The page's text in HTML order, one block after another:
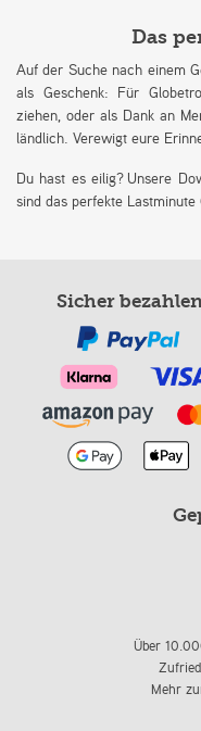
Das
Auf der Suche nach einem
als Geschenk: Für
ziehen, oder als Dank an
ländlich. Verewigt eure
Du hast es eilig? Unsere
sind das perfekte Lastminute
Sicher
Über
Mehr